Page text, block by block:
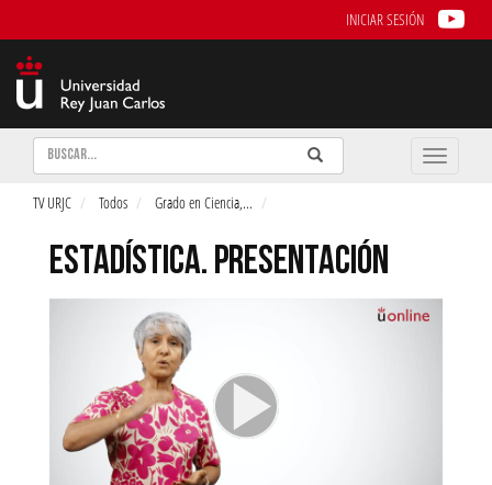
INICIAR SESIÓN
Buscar Enviar
Buscar
Toggle
TV URJC Todos Grado en Ciencia,...
ESTADÍSTICA. PRESENTACIÓN